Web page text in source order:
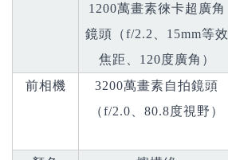
1200萬畫素徠卡超廣角
鏡頭（f/2.2、15mm等效
焦距、120度廣角）
前相機
3200萬畫素自拍鏡頭
（f/2.0、80.8度視野）